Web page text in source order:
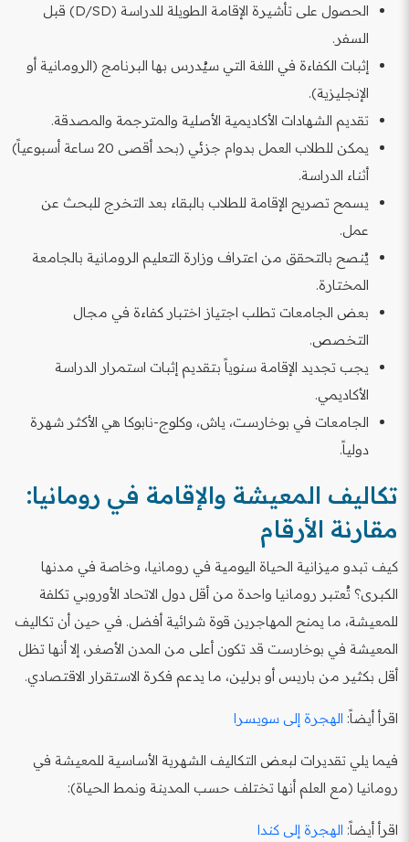
الحصول على تأشيرة الإقامة الطويلة للدراسة (D/SD) قبل
السفر.
إثبات الكفاءة في اللغة التي سيُدرس بها البرنامج (الرومانية أو
الإنجليزية).
تقديم الشهادات الأكاديمية الأصلية والمترجمة والمصدقة.
يمكن للطلاب العمل بدوام جزئي (بحد أقصى 20 ساعة أسبوعياً)
أثناء الدراسة.
يسمح تصريح الإقامة للطلاب بالبقاء بعد التخرج للبحث عن
عمل.
يُنصح بالتحقق من اعتراف وزارة التعليم الرومانية بالجامعة
المختارة.
بعض الجامعات تطلب اجتياز اختبار كفاءة في مجال
التخصص.
يجب تجديد الإقامة سنوياً بتقديم إثبات استمرار الدراسة
الأكاديمي.
الجامعات في بوخارست، ياش، وكلوج-نابوكا هي الأكثر شهرة
دولياً.
تكاليف المعيشة والإقامة في رومانيا:
مقارنة الأرقام
كيف تبدو ميزانية الحياة اليومية في رومانيا، وخاصة في مدنها
الكبرى؟ تُعتبر رومانيا واحدة من أقل دول الاتحاد الأوروبي تكلفة
للمعيشة، ما يمنح المهاجرين قوة شرائية أفضل. في حين أن تكاليف
المعيشة في بوخارست قد تكون أعلى من المدن الأصغر، إلا أنها تظل
أقل بكثير من باريس أو برلين، ما يدعم فكرة الاستقرار الاقتصادي.
اقرأ أيضاً: الهجرة إلى سويسرا
فيما يلي تقديرات لبعض التكاليف الشهرية الأساسية للمعيشة في
رومانيا (مع العلم أنها تختلف حسب المدينة ونمط الحياة):
اقرأ أيضاً: الهجرة إلى كندا